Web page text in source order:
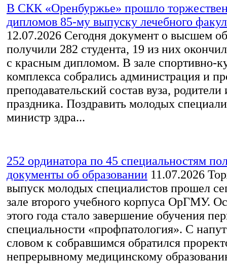
В СКК «Оренбуржье» прошло
дипломов 85-му выпуску лечебного
12.07.2026 Сегодня документ о высшем
получили 282 студента, 19 из них
с красным дипломом. В зале спортивно-
комплекса собрались администрация и
преподавательский состав вуза, родители
праздника. Поздравить молодых
министр здра...
252 ординатора по 45 специальностям
документы об образовании 11.07.2026
выпуск молодых специалистов прошел
зале второго учебного корпуса ОрГМУ.
этого года стало завершение обучения
специальности «профпатология». С
словом к собравшимся обратился
непрерывному медицинскому